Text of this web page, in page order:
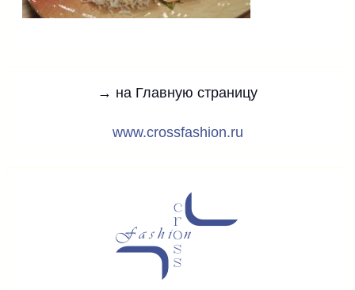
→ на Главную страницу
www.crossfashion.ru